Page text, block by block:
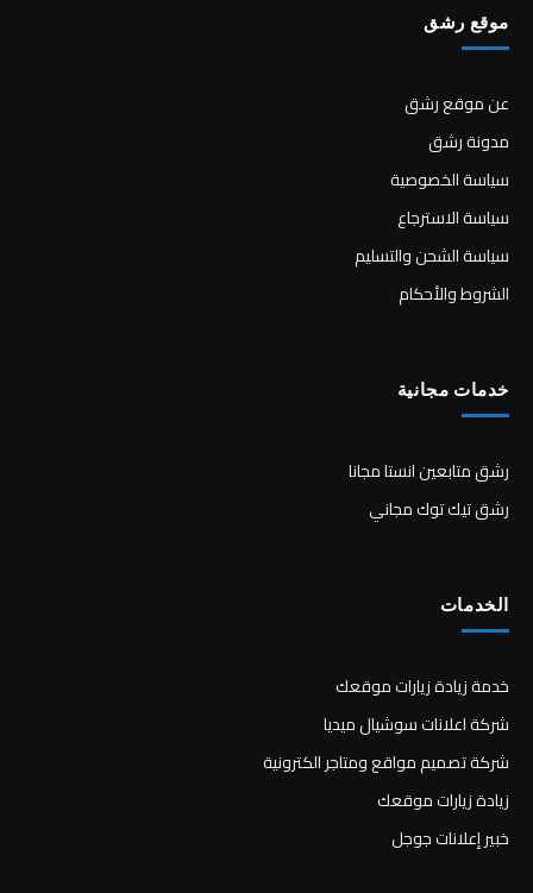
موقع رشق
عن موقع رشق
مدونة رشق
سياسة الخصوصية
سياسة الاسترجاع
سياسة الشحن والتسليم
الشروط والأحكام
خدمات مجانية
رشق متابعين انستا مجانا
رشق تيك توك مجاني
الخدمات
خدمة زيادة زيارات موقعك
شركة اعلانات سوشيال ميديا
شركة تصميم مواقع ومتاجر الكترونية
زيادة زيارات موقعك
خبير إعلانات جوجل